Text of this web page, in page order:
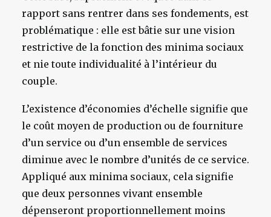
rapport sans rentrer dans ses fondements, est
problématique : elle est bâtie sur une vision
restrictive de la fonction des minima sociaux
et nie toute individualité à l’intérieur du
couple.
L’existence d’économies d’échelle signifie que
le coût moyen de production ou de fourniture
d’un service ou d’un ensemble de services
diminue avec le nombre d’unités de ce service.
Appliqué aux minima sociaux, cela signifie
que deux personnes vivant ensemble
dépenseront proportionnellement moins